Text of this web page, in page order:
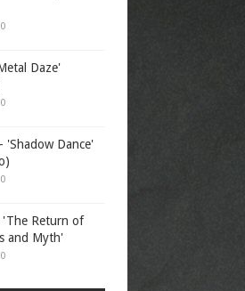
0
Daze'
0
'Shadow Dance'
0
'The Return of
and Myth'
0